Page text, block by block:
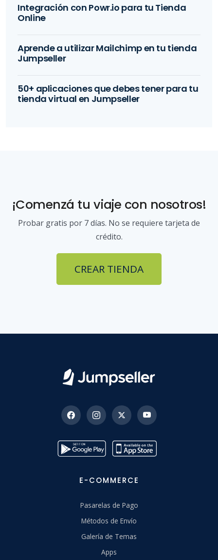
Integración con Powr.io para tu Tienda
Online
Aprende a utilizar Mailchimp en tu tienda
Jumpseller
50+ aplicaciones que debes tener para tu
tienda virtual en Jumpseller
¡Comenzá tu viaje con nosotros!
Probar gratis por 7 días. No se requiere tarjeta de
crédito.
CREAR TIENDA
E-COMMERCE
Pasarelas de Pago
Métodos de Envío
Galería de Temas
Apps